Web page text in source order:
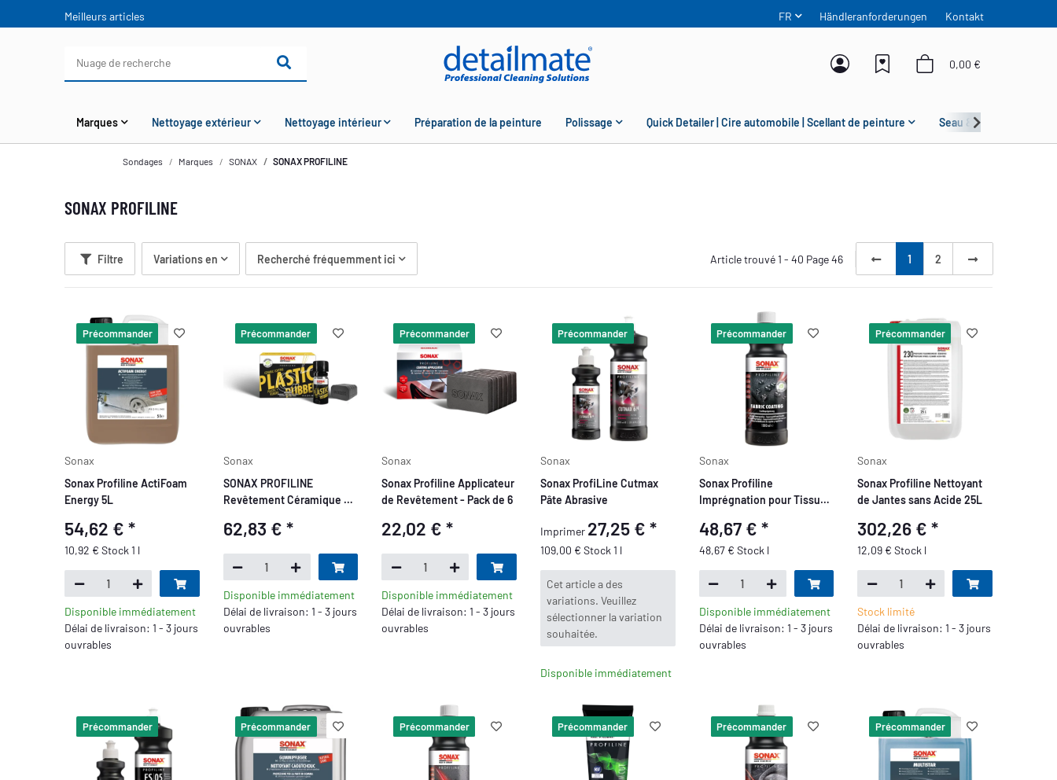
FR Händleranforderungen Kontakt
Meilleurs articles
0,00 €
Marques Nettoyage extérieur Nettoyage intérieur Préparation de la peinture Polissage Quick Detailer | Cire automobile | Scellant de peinture Seau & Grit Guard
Sondages Marques SONAX SONAX PROFILINE
SONAX PROFILINE
Filtre Variations en Recherché fréquemment ici Article trouvé 1 - 40 Page 46 1 2
Précommander
Sonax
Sonax Profiline ActiFoam
Energy 5L
54,62 €*
10,92 € Stock 1 l
Disponible immédiatement
Délai de livraison: 1 - 3 jours
ouvrables
Précommander
Sonax
SONAX PROFILINE
Revêtement Céramique CC
62,83 € *
Disponible immédiatement
Délai de livraison: 1 - 3 jours
ouvrables
Précommander
Sonax
Sonax Profiline Applicateur
de Revêtement - Pack de 6
22,02 €*
Disponible immédiatement
Délai de livraison: 1 - 3 jours
ouvrables
Précommander
Sonax
Sonax ProfiLine Cutmax
Pâte Abrasive
Imprimer 27,25 € *
109,00 € Stock 1 l
x
Cet article a des
variations. Veuillez
sélectionner la variation
souhaitée.
Disponible immédiatement
Précommander
Sonax
Sonax Profiline
Imprégnation pour Tissus
48,67 € *
48,67 € Stock l
Disponible immédiatement
Délai de livraison: 1 - 3 jours
ouvrables
Précommander
Sonax
Sonax Profiline Nettoyant
de Jantes sans Acide 25L
302,26 €*
12,09 € Stock l
Stock limité
Délai de livraison: 1 - 3 jours
ouvrables
Précommander Précommander Précommander Précommander Précommander Précommander